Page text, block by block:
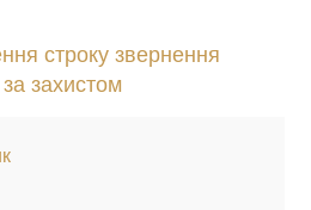
строку звернення
захистом